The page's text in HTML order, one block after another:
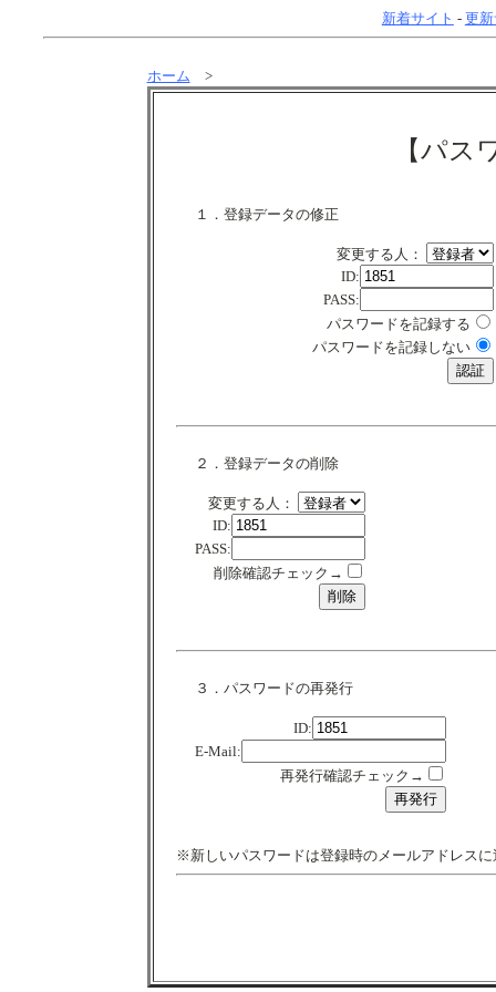
新着サイト - 更
ホーム >
【パス
１．登録データの修正
変更する人：
ID:
PASS:
パスワードを記録する
パスワードを記録しない
２．登録データの削除
変更する人：
ID:
PASS:
削除確認チェック→
３．パスワードの再発行
ID:
E-Mail:
再発行確認チェック→
※新しいパスワードは登録時のメールアドレスに